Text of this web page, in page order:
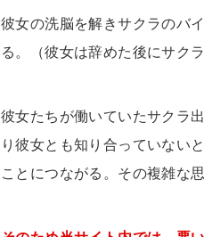
彼女の洗脳を解きサクラのバ
る。（彼女は辞めた後にサク
彼女たちが働いていたサクラ
り彼女とも知り合っていない
ことにつながる。その複雑な